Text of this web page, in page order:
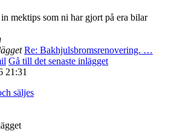
mektips som ni har gjort på era bilar
Re: Bakhjulsbromsrenovering. …
Gå till det senaste inlägget
21:31
säljes